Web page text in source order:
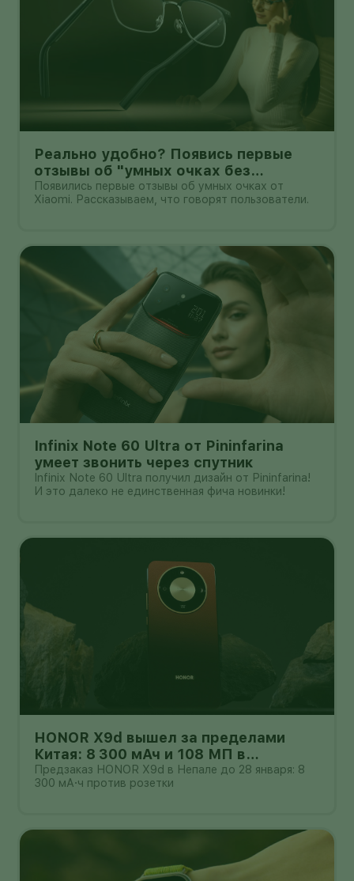
Реально удобно? Появись первые
отзывы об "умных очках без
дисплея" от Xioami
Появились первые отзывы об умных очках от
Xiaomi. Рассказываем, что говорят пользователи.
Infinix Note 60 Ultra от Pininfarina
умеет звонить через спутник
Infinix Note 60 Ultra получил дизайн от Pininfarina!
И это далеко не единственная фича новинки!
HONOR X9d вышел за пределами
Китая: 8 300 мАч и 108 МП в
бюджетном классе
Предзаказ HONOR X9d в Непале до 28 января: 8
300 мА·ч против розетки